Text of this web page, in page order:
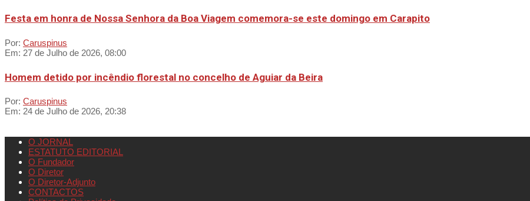
Festa em honra de Nossa Senhora da Boa Viagem comemora-se este domingo em Carapito
Por: Caruspinus
Em: 27 de Julho de 2026, 08:00
Homem detido por incêndio florestal no concelho de Aguiar da Beira
Por: Caruspinus
Em: 24 de Julho de 2026, 20:38
O JORNAL
ESTATUTO EDITORIAL
O Fundador
O Diretor
O Diretor-Adjunto
CONTACTOS